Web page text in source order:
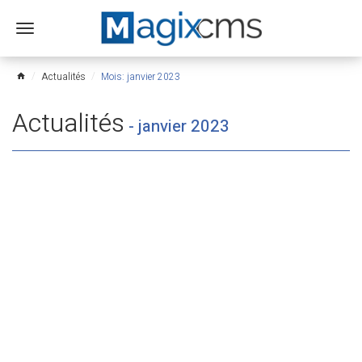
Ouvrir
menu
home Actualités Mois: janvier 2023
Actualités -janvier 2023